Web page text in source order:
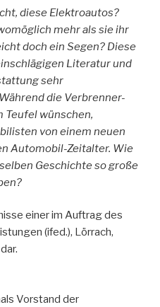
diese Elektroautos?
mehr als sie ihr
doch ein Segen? Diese
Literatur und
sehr
die Verbrenner-
Teufel wünschen,
von einem neuen
Automobil-Zeitalter. Wie
Geschichte so große
einer im Auftrag des
(ifed.), Lörrach,
Vorstand der